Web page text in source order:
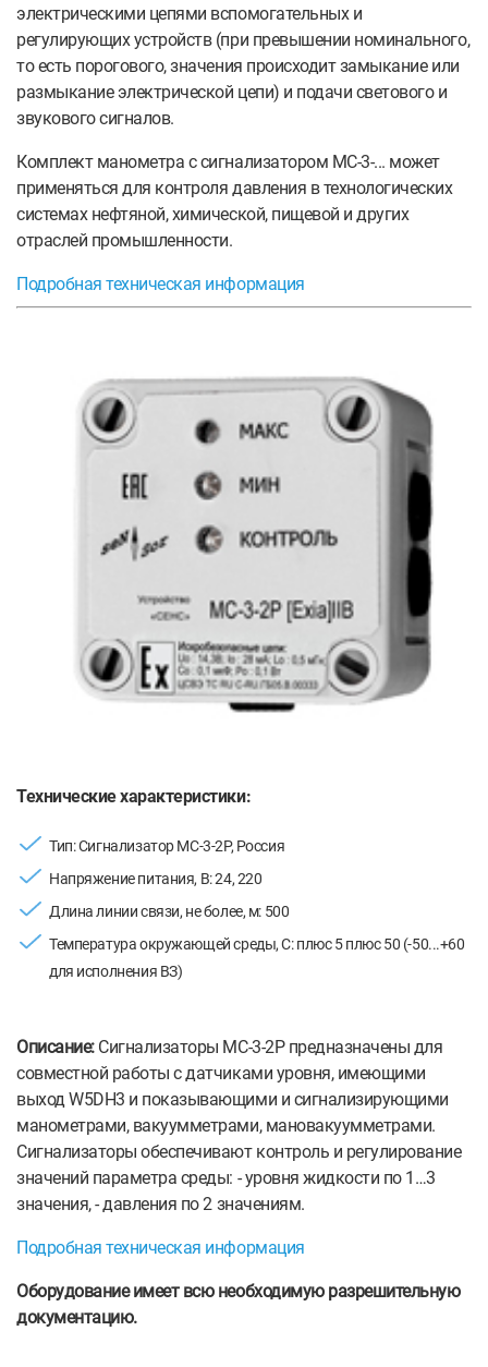
электрическими цепями вспомогательных и
регулирующих устройств (при превышении номинального,
то есть порогового, значения происходит замыкание или
размыкание электрической цепи) и подачи светового и
звукового сигналов.
Комплект манометра с сигнализатором МС-3-... может
применяться для контроля давления в технологических
системах нефтяной, химической, пищевой и других
отраслей промышленности.
Подробная техническая информация
Технические характеристики:
Тип: Сигнализатор МС-3-2Р, Россия
Напряжение питания, В: 24, 220
Длина линии связи, не более, м: 500
Температура окружающей среды, С: плюс 5 плюс 50 (-50...+60
для исполнения ВЗ)
Описание:Сигнализаторы МС-3-2Р предназначены для
совместной работы с датчиками уровня, имеющими
выход W5DH3 и показывающими и сигнализирующими
манометрами, вакуумметрами, мановакуумметрами.
Сигнализаторы обеспечивают контроль и регулирование
значений параметра среды: - уровня жидкости по 1…3
значения, - давления по 2 значениям.
Подробная техническая информация
Оборудование имеет всю необходимую разрешительную
документацию.